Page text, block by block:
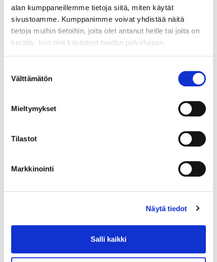
alan kumppaneillemme tietoja siitä, miten käytät
sivustoamme. Kumppanimme voivat yhdistää näitä
tietoja muihin tietoihin, joita olet antanut heille tai joita on
kerätty, kun olet käyttänyt heidän palvelujaan.
valinta
Välttämätön
Mieltymykset
Tilastot
Markkinointi
Näytä tiedot
Salli kaikki
Lusikka, emaloitu, pituus 165mm, A. Michelsen, Tanska, Julen 1960,
Kaivopihan Pantti